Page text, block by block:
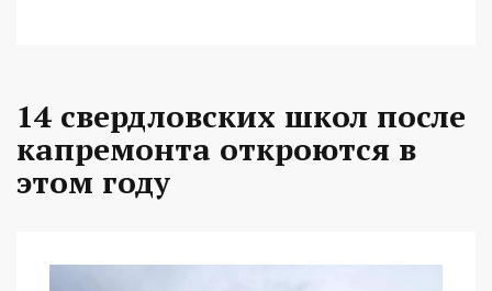
14 свердловских школ после
капремонта откроются в
этом году